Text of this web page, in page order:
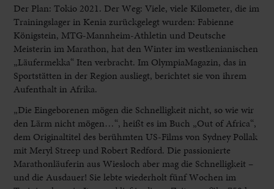
Der Plan: Tokio 2021. Der Weg: Viele, viele Kilometer, die im
Trainingslager in Kenia zurückgelegt wurden: Fabienne
Königstein, MTG-Mannheim-Athletin und Deutsche
Meisterin im Marathon, hat den Winter im westkenianischen
„Läufermekka“ Iten verbracht. Im OlympiaMagazin, das in
Sportstätten in der Region ausliegt, berichtet sie von ihrem
Aufenthalt in Afrika.
„Die Eingeborenen mögen die Schnelligkeit nicht, so wie wir
den Lärm nicht mögen…“, heißt es im Buch „Out of Africa“,
dem Originaltitel des berühmten US-Films von Sydney Pollak
mit Meryl Streep und Robert Redford. Die passionierte
Marathonläuferin aus Wiesloch aber mag die Schnelligkeit –
und die Ausdauer! Sie lebte wiederholt fünf Wochen im